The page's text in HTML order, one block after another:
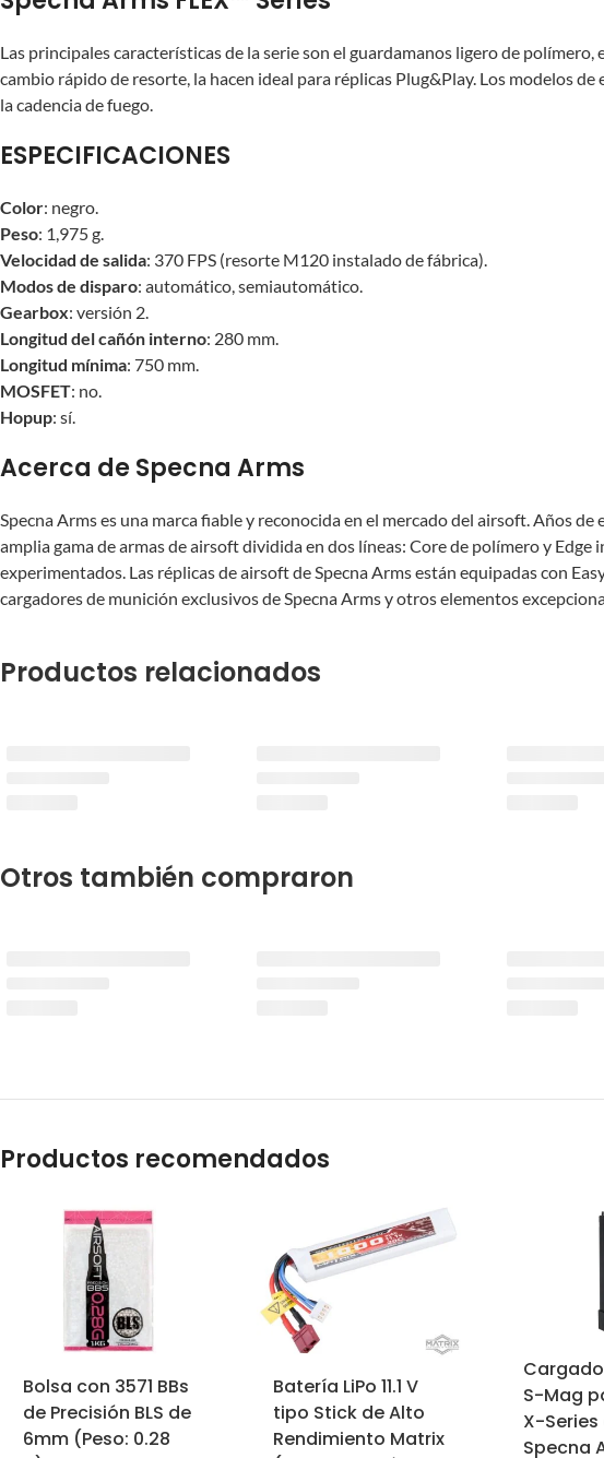
Las principales características de la serie son el guardamanos ligero de
cambio rápido de resorte, la hacen ideal para réplicas Plug&Play. Los modelos
la cadencia de fuego.
ESPECIFICACIONES
Color: negro.
Peso: 1,975 g.
Velocidad de salida: 370 FPS (resorte M120 instalado de fábrica).
Modos de disparo: automático, semiautomático.
Gearbox: versión 2.
Longitud del cañón interno: 280 mm.
Longitud mínima: 750 mm.
MOSFET: no.
Hopup: sí.
Acerca de Specna Arms
Specna Arms es una marca fiable y reconocida en el mercado del airsoft. Años
amplia gama de armas de airsoft dividida en dos líneas: Core de polímero y
experimentados. Las réplicas de airsoft de Specna Arms están equipadas con
cargadores de munición exclusivos de Specna Arms y otros elementos
Productos relacionados
Otros también compraron
Productos recomendados
Bolsa con 3571 BBs
de Precisión BLS de
6mm (Peso: 0.28
Batería LiPo 11.1 V
tipo Stick de Alto
Rendimiento Matrix
S-Mag
X-Series
Specna